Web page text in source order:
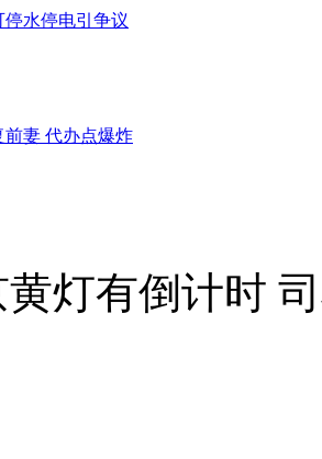
停水停电引争议
前妻 代办点爆炸
有倒计时 司